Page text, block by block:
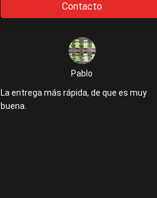
Pablo
La entrega más rápida, de que es muy
buena.
Contacto